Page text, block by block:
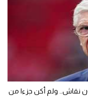
نقاش.. ولم أكن جزءا من